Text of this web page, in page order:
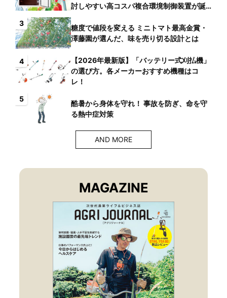
討しやすい高コスパ複合環境制御装置が誕
3
糖度で値段を変える ミニトマト最高金賞・
澤藤園が選んだ、味を売り切る設計とは
4
【2026年最新版】「バッテリー式刈払機」
の選び方。各メーカーおすすめ機種はコ
レ！
5
酷暑から身体を守れ！ 事故を防ぎ、命を守
る熱中症対策
AND MORE
MAGAZINE